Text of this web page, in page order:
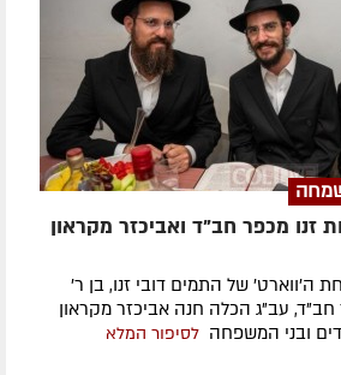
זנו מכפר חב"ד ואביכזר מקראון
ה'ווארט' של התמים דובי זנו, בן ר'
חב"ד, עב"ג הכלה חנה אביכזר מקראון
ובני המשפחה לסיפור המלא